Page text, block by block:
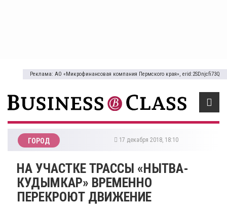
Реклама: АО «Микрофинансовая компания Пермского края», erid:2SDnjcfi73Q
ГОРОД 17 декабря 2018, 18:10
​НА УЧАСТКЕ ТРАССЫ «НЫТВА-
КУДЫМКАР» ВРЕМЕННО
ПЕРЕКРОЮТ ДВИЖЕНИЕ